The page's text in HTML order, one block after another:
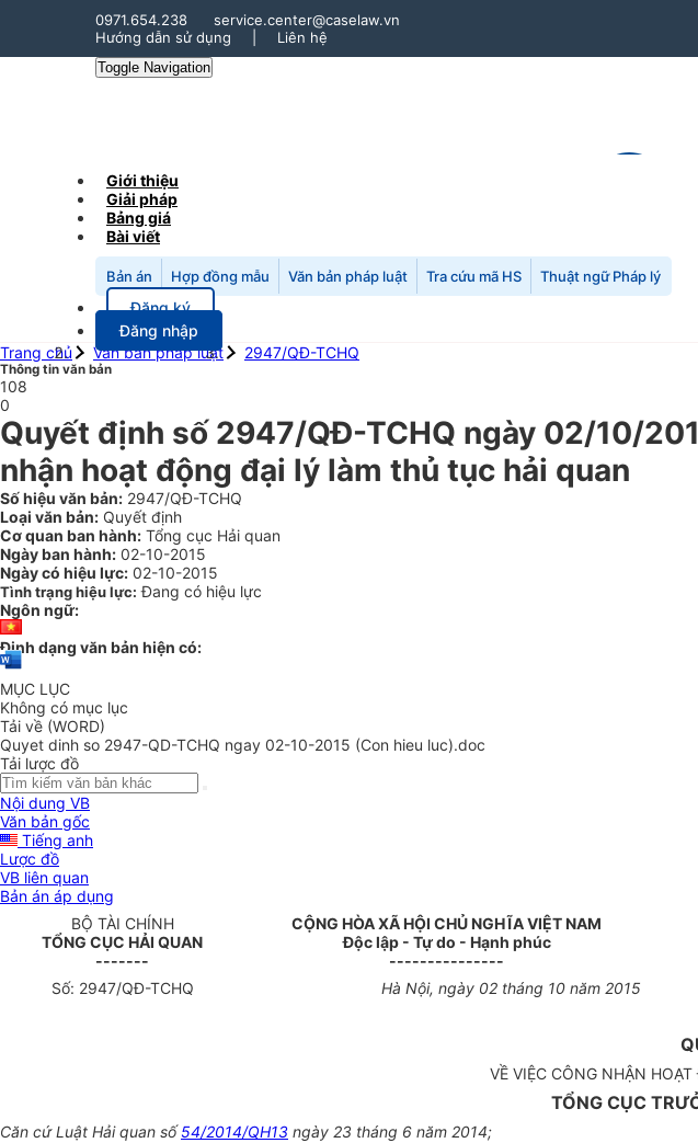
0971.654.238
service.center@caselaw.vn
Hướng dẫn sử dụng
Liên hệ
Toggle Navigation
Giới thiệu
Giải pháp
Bảng giá
Bài viết
Bản án Hợp đồng mẫu Văn bản pháp luật Tra cứu mã HS Thuật ngữ Pháp lý
Đăng ký
Đăng nhập
Trang chủ
Văn bản pháp luật 2947/QĐ-TCHQ
Thông tin văn bản
108
0
Quyết định số 2947/QĐ-TCHQ ngày 02/10/
nhận hoạt động đại lý làm thủ tục hải quan
Số hiệu văn bản: 2947/QĐ-TCHQ
Loại văn bản: Quyết định
Cơ quan ban hành: Tổng cục Hải quan
Ngày ban hành: 02-10-2015
Ngày có hiệu lực: 02-10-2015
Tình trạng hiệu lực: Đang có hiệu lực
Ngôn ngữ:
Định dạng văn bản hiện có:
MỤC LỤC
Không có mục lục
Tải về (WORD)
Quyet dinh so 2947-QD-TCHQ ngay 02-10-2015 (Con hieu luc).doc
Tải lược đồ
Nội dung VB
Văn bản gốc
Tiếng anh
Lược đồ
VB liên quan
Bản án áp dụng
BỘ TÀI CHÍNH
TỔNG CỤC HẢI QUAN
-------
CỘNG HÒA XÃ HỘI CHỦ NGHĨA VIỆT NAM
Độc lập - Tự do - Hạnh phúc
---------------
Số: 2947/QĐ-TCHQ Hà Nội, ngày 02tháng 10năm 2015
VỀ VIỆC CÔNG NHẬN
TỔNG CỤC
Căn cứ Luật Hải quan số54/2014/QH13 ngày 23 tháng 6 năm 2014;